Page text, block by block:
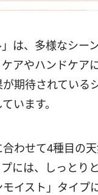
」は、多様なシ
アやハンドケア
期待されている
います。
わせて4種目の
プには、しっと
イスト」タイプ